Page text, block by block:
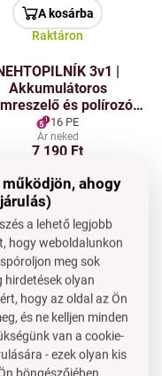
A kosárba
Raktáron
3v1 |
Akkumulátoros
és polírozó +
3 tartozék
16 PE
Ár neked
7 190 Ft
A kosárba
Raktáron
| Digitális
mérleg 5 kg | LCD
kijelző, TARE,
acél & 1g
pontosság
16 PE
Ár neked
7 890 Ft
A kosárba
ahogy
a lehető legjobb
hogy weboldalunkon
meg sok
hirdetések olyan
hogy az oldal az Ön
és ne kelljen minden
van a cookie-
- ezek olyan kis
böngészőjében